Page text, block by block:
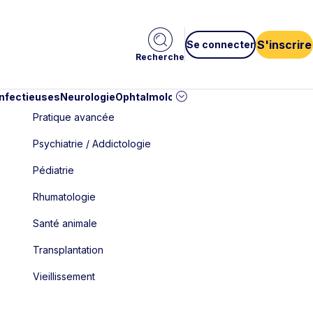
Recherche
Se connecter S'inscrire
NeurologieOphtalmologie
Pratique avancée
Psychiatrie / Addictologie
Pédiatrie
Rhumatologie
Santé animale
Transplantation
Vieillissement